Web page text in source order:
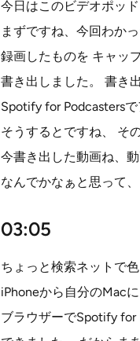
今日はこのビデオポッ
まずですね、今回わかっ
録画したものを キャッ
書き出しました。 書き
Spotify for Podcasters
そうするとですね、 そ
今書き出した動画ね、
なんでかなぁと思って
03:05
ちょっと検索ネットで
iPhoneから自分のMac
ブラウザーでSpotify for